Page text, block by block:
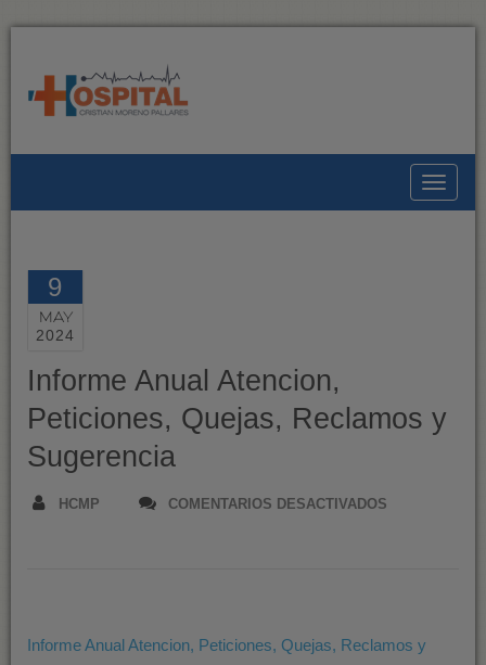
9
MAY
2024
Informe Anual Atencion,
Peticiones, Quejas, Reclamos y
Sugerencia
HCMP COMENTARIOS DESACTIVADOS
QUEJAS,
Informe Anual Atencion, Peticiones, Quejas, Reclamos y